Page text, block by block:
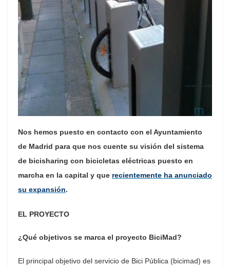
Nos hemos puesto en contacto con el Ayuntamiento
de Madrid para que nos cuente su visión del sistema
de bicisharing con bicicletas eléctricas puesto en
marcha en la capital y que recientemente ha anunciado
su expansión.
EL PROYECTO
¿Qué objetivos se marca el proyecto BiciMad?
El principal objetivo del servicio de Bici Pública (bicimad) es